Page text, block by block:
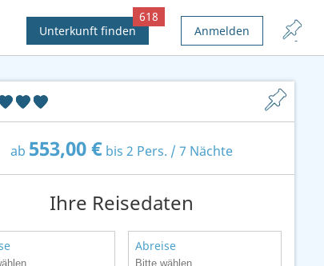
Unterkunft finden
618
Anmelden
ab 553,00 € bis 2 Pers. / 7 Nächte
Ihre Reisedaten
Abreise